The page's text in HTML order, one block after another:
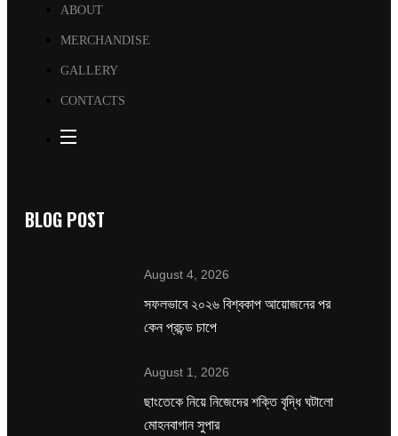
ABOUT
MERCHANDISE
GALLERY
CONTACTS
BLOG POST
August 4, 2026
সফলভাবে ২০২৬ বিশ্বকাপ আয়োজনের পর
কেন প্রচন্ড চাপে
August 1, 2026
ছাংতেকে নিয়ে নিজেদের শক্তি বৃদ্ধি ঘটালো
মোহনবাগান সুপার